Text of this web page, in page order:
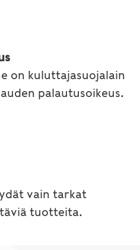
on kuluttajasuojalain
palautusoikeus.
vain tarkat
tuotteita.